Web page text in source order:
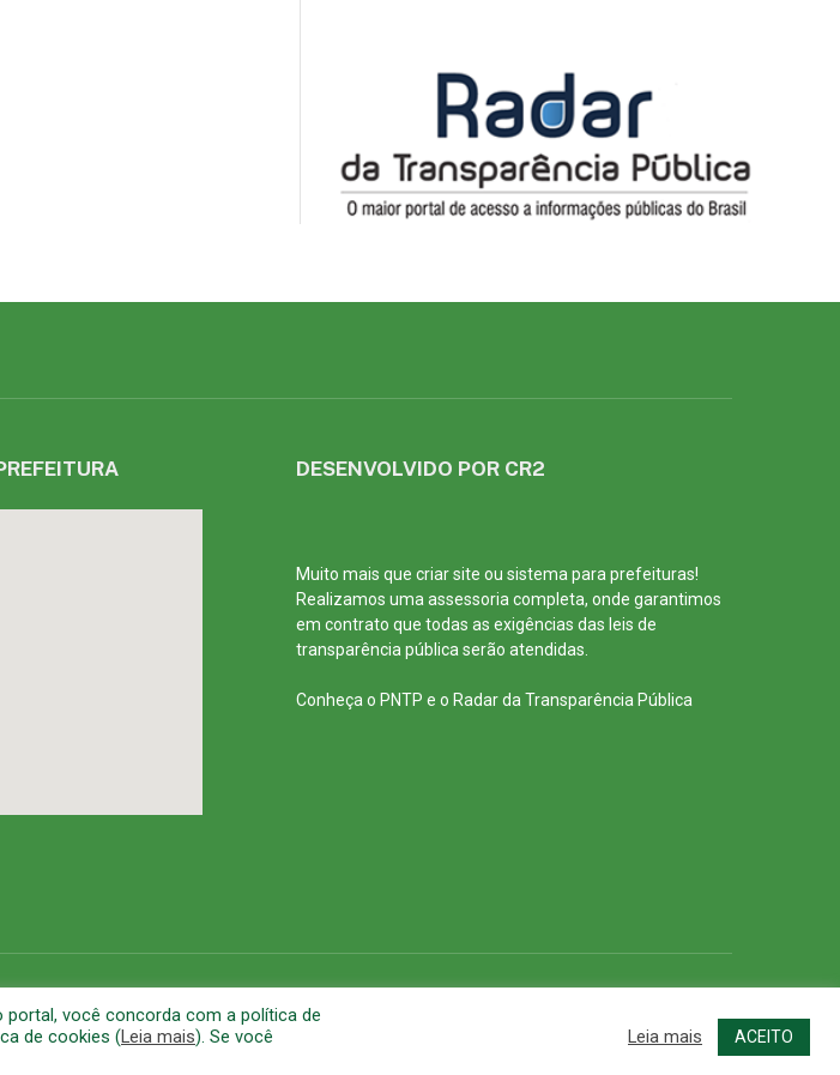
DESENVOLVIDO POR CR2
Muito mais que criar site ou sistema para prefeituras!
Realizamos uma assessoria completa, onde garantimos
em contrato que todas as exigências das leis de
transparência pública serão atendidas.
Conheça o PNTP e o Radar da Transparência Pública
você concorda com a política de
de cookies (Leia mais). Se você
Leia mais ACEITO